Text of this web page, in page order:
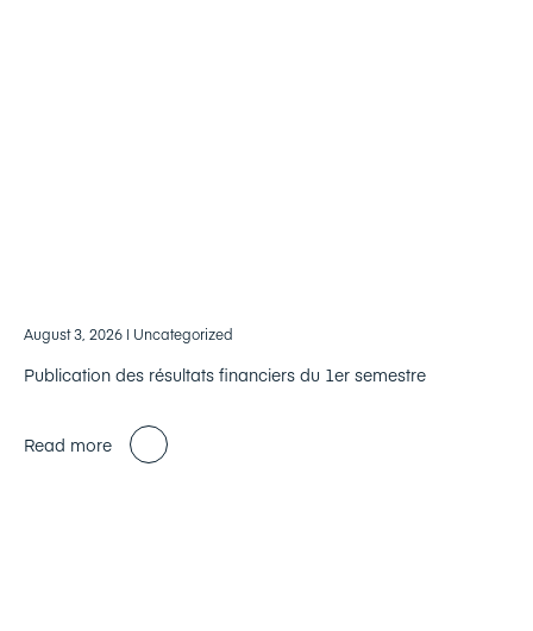
August 3, 2026 | Uncategorized
Publication des résultats financiers du 1er semestre
Read more